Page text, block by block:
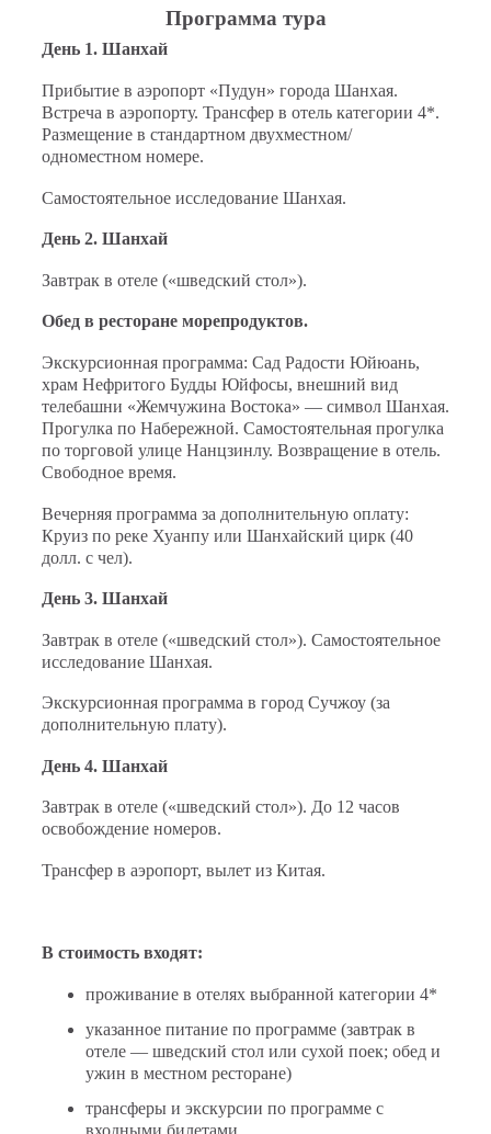
Программа тура
День 1. Шанхай
Прибытие в аэропорт «Пудун» города Шанхая.
Встреча в аэропорту. Трансфер в отель категории 4*.
Размещение в стандартном двухместном/
одноместном номере.
Самостоятельное исследование Шанхая.
День 2. Шанхай
Завтрак в отеле («шведский стол»).
Обед в ресторане морепродуктов.
Экскурсионная программа: Сад Радости Юйюань,
храм Нефритого Будды Юйфосы, внешний вид
телебашни «Жемчужина Востока» — символ Шанхая.
Прогулка по Набережной. Самостоятельная прогулка
по торговой улице Нанцзинлу. Возвращение в отель.
Свободное время.
Вечерняя программа за дополнительную оплату:
Круиз по реке Хуанпу или Шанхайский цирк (40
долл. с чел).
День 3. Шанхай
Завтрак в отеле («шведский стол»). Самостоятельное
исследование Шанхая.
Экскурсионная программа в город Сучжоу (за
дополнительную плату).
День 4. Шанхай
Завтрак в отеле («шведский стол»). До 12 часов
освобождение номеров.
Трансфер в аэропорт, вылет из Китая.
В стоимость входят:
проживание в отелях выбранной категории 4*
указанное питание по программе (завтрак в
отеле — шведский стол или сухой поек; обед и
ужин в местном ресторане)
трансферы и экскурсии по программе с
входными билетами